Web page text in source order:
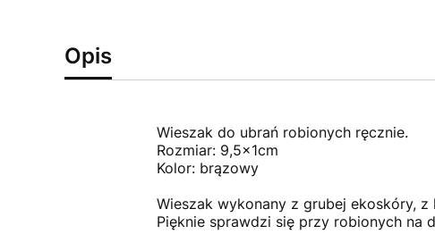
Opis
Wieszak do ubrań robionych ręcznie.
Rozmiar: 9,5x1cm
Kolor: brązowy
Wieszak wykonany z grubej ekoskóry,
Pięknie sprawdzi się przy robionych na